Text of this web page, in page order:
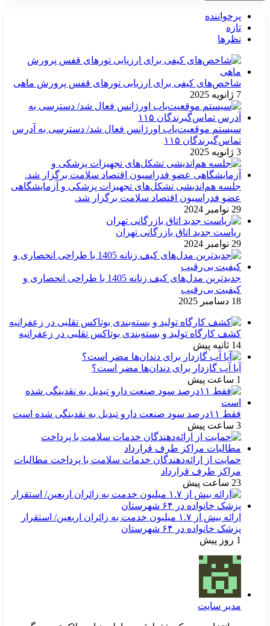
پرخواننده
تازه
نظرها
شاخص‌های کیفی برای ارزیابی تورهای قفس پرورش ماهی
7 ژانویه 2025
سیستم موقعیت‌یاب اورژانس فعال شد/ دسترسی به آدرس
تماس‌گیرندگان ۱۱۵
3 ژانویه 2025
جلسه هم‌اندیشی تشکل‌های تجهیزات پزشکی و آزمایشگاهی
عضو فدراسیون اقتصاد سلامت برگزار شد.
29 نوامبر 2024
ریاست جدید اتاق بازرگانی تهران
29 نوامبر 2024
جدیدترین مدل‌های کیف زنانه 1405 با طراحی انحصاری و
کیفیت بی‌رقیب
18 دسامبر 2025
کشف کارگاه تولید و بسته‌بندی بوتاکس تقلبی در زعفرانیه
14 ثانیه پیش
آیا آب گازدار برای دندان‌ها مضر است؟
1 ساعت پیش
فقط ۱۱‌درصد سود صنعت دارو تبدیل به نقدینگی شده است
3 ساعت پیش
حمایت از ارائه‌دهندگان خدمات سلامت با پرداخت مطالبات
مراکز طرف قرارداد
23 ساعت پیش
ارائه بیش از ۱.۷ میلیون خدمت به زائران اربعین/ استقرار
پزشک خانواده در ۶۴ شهرستان
1 روز پیش
مدیر سایت